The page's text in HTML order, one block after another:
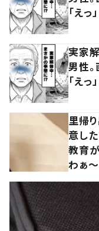
「えっ」
実家
男性
「えっ」
里帰
意し
教育
わぁ